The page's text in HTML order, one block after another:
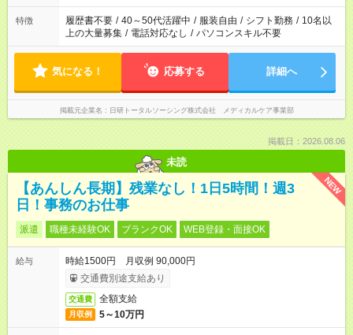
の勤務時間。 合計で週40時間を超える場合は応募できません。
特徴 履歴書不要 / 40～50代活躍中 / 服装自由 / シフト勤務 / 10名以
上の大量募集 / 電話対応なし / パソコンスキル不要
気になる！ 応募する 詳細へ
掲載元企業名 日研トータルソーシング株式会社 メディカルケア事業部
掲載日：2026.08.06
未読
NEW
【あんしん長期】残業なし！1日5時間！週3
日！事務のお仕事
派遣 職種未経験OK ブランクOK WEB登録・面接OK
給与
時給1500円 月収例 90,000円
交通費別途支給あり
交通費 全額支給
月収例 5～10万円